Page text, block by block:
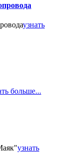
узнать
больше...
узнать